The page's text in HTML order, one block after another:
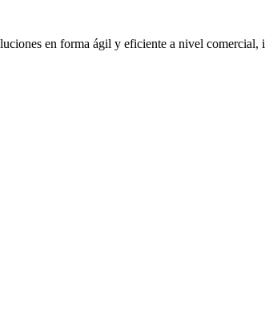
en forma ágil y eficiente a nivel